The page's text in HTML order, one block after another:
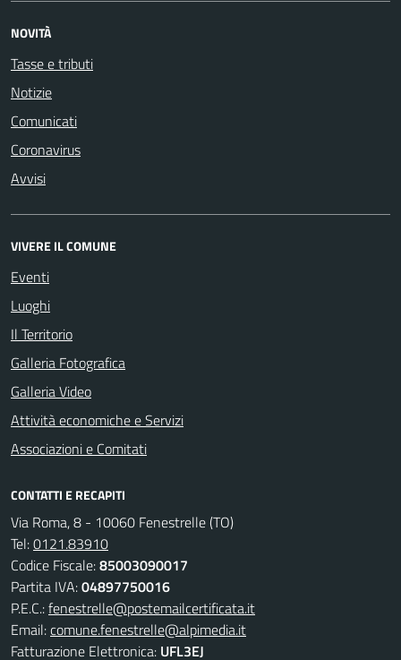
NOVITÀ
Tasse e tributi
Notizie
Comunicati
Coronavirus
Avvisi
VIVERE IL COMUNE
Eventi
Luoghi
Il Territorio
Galleria Fotografica
Galleria Video
Attività economiche e Servizi
Associazioni e Comitati
CONTATTI E RECAPITI
Via Roma, 8 - 10060 Fenestrelle (TO)
Tel:0121.83910
Codice Fiscale:85003090017
Partita IVA:04897750016
P.E.C.:fenestrelle@postemailcertificata.it
Email:comune.fenestrelle@alpimedia.it
Fatturazione Elettronica: UFL3EJ